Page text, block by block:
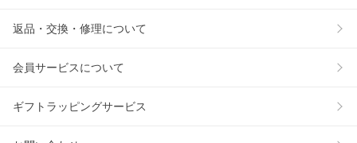
返品・交換・修理について
会員サービスについて
ギフトラッピングサービス